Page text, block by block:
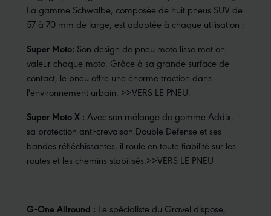
La gamme Schwalbe, composée de huit pneus SUV de
57 à 70 mm de large, est adaptée à chaque utilisation ;
Super Moto: Son design de pneu moto lisse met en
valeur chaque moto. Grâce à sa grande surface de
contact, le pneu offre une énorme traction dans
l'environnement urbain. >>VERS LE PNEU.
Super Moto X : Avec son mélange de gomme Addix,
sa protection anti-crevaison Double Defense et ses
bandes réfléchissantes, il roule en toute fiabilité sur les
routes et les chemins stabilisés.>>VERS LE PNEU
G-One Allround : Le spécialiste du Gravel dispose,